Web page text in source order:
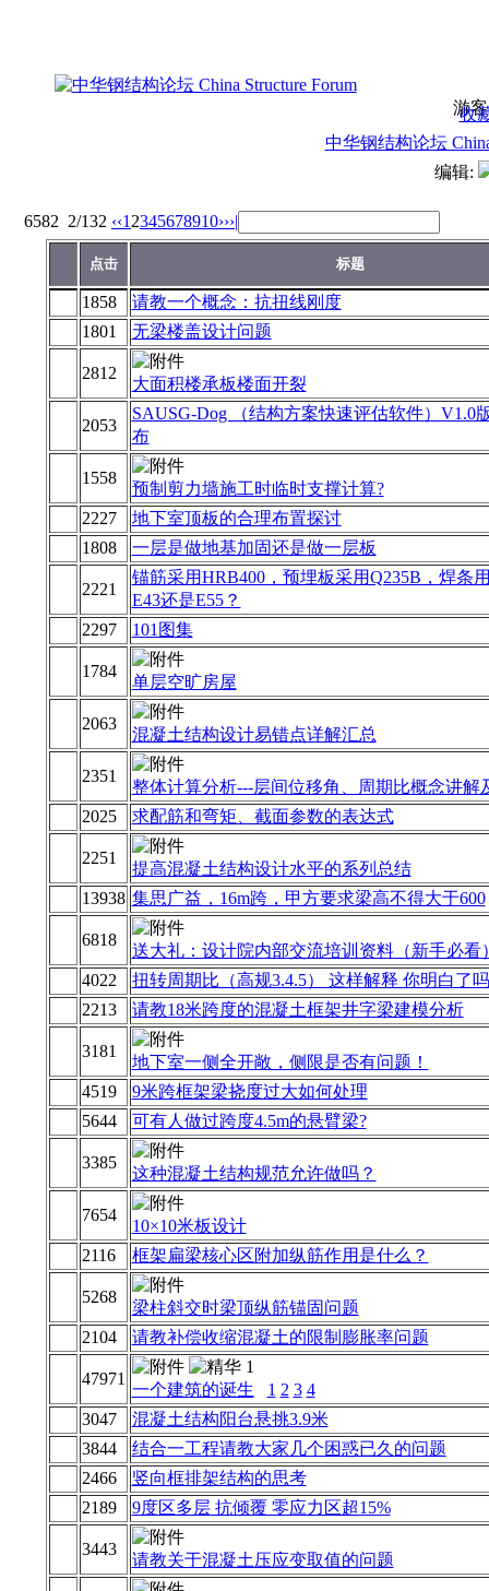
游
收
中华钢结构论坛
编辑:
6582 2/132 ‹‹1 2345678910›››|
点击 标题
1858
请教一个概念：抗扭线刚度
1801
无梁楼盖设计问题
2812
大面积楼承板楼面开裂
2053
SAUSG-Dog （结构方案快速评估软件）V1.0
布
1558
预制剪力墙施工时临时支撑计算?
2227
地下室顶板的合理布置探讨
1808
一层是做地基加固还是做一层板
2221
锚筋采用HRB400，预埋板采用Q235B，焊条
E43还是E55？
2297
101图集
1784
单层空旷房屋
2063
混凝土结构设计易错点详解汇总
2351
整体计算分析---层间位移角、周期比概念讲解
2025
求配筋和弯矩、截面参数的表达式
2251
提高混凝土结构设计水平的系列总结
13938 集思广益，16m跨，甲方要求梁高不得大于600
6818
送大礼：设计院内部交流培训资料（新手必看
4022
扭转周期比（高规3.4.5） 这样解释 你明白了
2213
请教18米跨度的混凝土框架井字梁建模分析
3181
地下室一侧全开敞，侧限是否有问题！
4519
9米跨框架梁挠度过大如何处理
5644
可有人做过跨度4.5m的悬臂梁?
3385
这种混凝土结构规范允许做吗？
7654
10×10米板设计
2116
框架扁梁核心区附加纵筋作用是什么？
5268
梁柱斜交时梁顶纵筋锚固问题
2104
请教补偿收缩混凝土的限制膨胀率问题
47971
一个建筑的诞生 1 2 3 4
3047
混凝土结构阳台悬挑3.9米
3844
结合一工程请教大家几个困惑已久的问题
2466
竖向框排架结构的思考
2189
9度区多层 抗倾覆 零应力区超15%
3443
请教关于混凝土压应变取值的问题